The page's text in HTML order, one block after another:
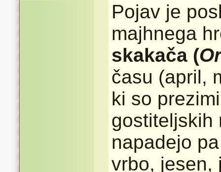
Pojav je
majhnega
skakača (
času (april,
ki so
gostiteljskih
napadejo
vrbo, jesen,